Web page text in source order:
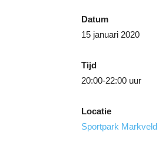
Datum
15 januari 2020
Tijd
20:00-22:00 uur
Locatie
Sportpark Markveld